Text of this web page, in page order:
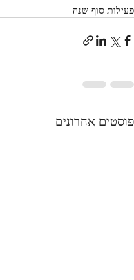
פעילות סוף שנה
פוסטים אחרונים